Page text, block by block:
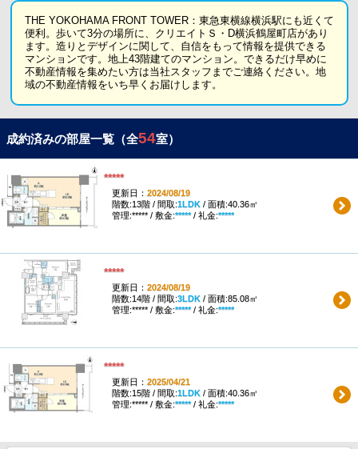
THE YOKOHAMA FRONT TOWER：東急東横線横浜駅にも近くて
便利。歩いて3分の場所に、クリエイトＳ・D横浜鶴屋町店があり
ます。造りとデザインに関して、自信をもって情報を提供できる
マンションです。地上43階建てのマンション。できるだけ早めに
不動産情報を集めたい方は当社スタッフまでご連絡ください。地
域の不動産情報をいち早くお届けします。
成約済みの部屋一覧（全54室）
*****
更新日： 2024/08/19
階数:13階 / 間取:1LDK/ 面積:40.36㎡
管理:***** / 敷金:*****/ 礼金:*****
*****
更新日： 2024/08/19
階数:14階 / 間取:3LDK/ 面積:85.08㎡
管理:***** / 敷金:*****/ 礼金:*****
*****
更新日： 2025/04/21
階数:15階 / 間取:1LDK/ 面積:40.36㎡
管理:***** / 敷金:*****/ 礼金:*****